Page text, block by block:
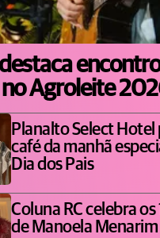
no Agroleite
Planalto Select Hotel
café da manhã
Dia dos Pais
Coluna RC celebra os
de Manoela